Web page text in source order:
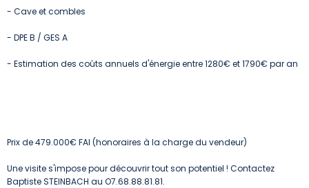
- Cave et combles
- DPE B / GES A
- Estimation des coûts annuels d'énergie entre 1280€ et 1790€ par an
Prix de 479.000€ FAI (honoraires à la charge du vendeur)
Une visite s'impose pour découvrir tout son potentiel ! Contactez
Baptiste STEINBACH au O7.68.88.81.81.